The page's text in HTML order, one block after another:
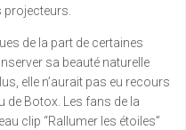
projecteurs.
de la part de certaines
sa beauté naturelle
elle n’aurait pas eu recours
de Botox. Les fans de la
clip “Rallumer les étoiles”